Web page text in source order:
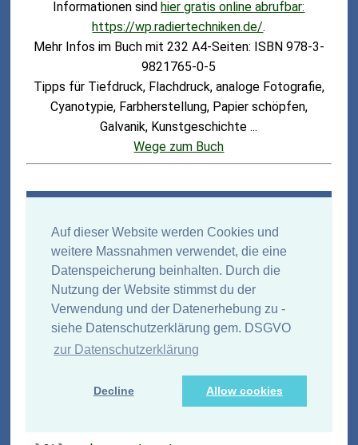
Auf dieser Website werden Cookies und
weitere Massnahmen verwendet, die eine
Datenspeicherung beinhalten. Durch die
Nutzung der Website stimmst du der
Verwendung und der Datenerhebung zu -
siehe Datenschutzerklärung gem. DSGVO
zur Datenschutzerklärung
Decline Allow cookies
Informationen sind hier gratis online abrufbar:
https://wp.radiertechniken.de/.
Mehr Infos im Buch mit 232 A4-Seiten: ISBN 978-3-
9821765-0-5
Tipps für Tiefdruck, Flachdruck, analoge Fotografie,
Cyanotypie, Farbherstellung, Papier schöpfen,
Galvanik, Kunstgeschichte ...
Wege zum Buch
Gemeinschaftsschule
Modellschulen in Ba-Wü, Stand 2/2017
➜ Abschnitt ein -/ausblenden
21❱➜bodensee-schule-st-martin....
Strukturelemente der Bodenseeschule, die nach
dem "Marchtaler Plan" arbeitet
Freie Schule Anne-Sophie (Berlin und Künzelsau)